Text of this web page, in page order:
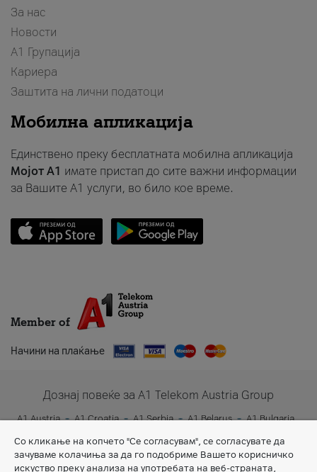
За нас
Новости
А1 Групација
Кариера
Заштита на лични податоци
Мобилна апликација
Единствено преку бесплатната мобилна апликација
Мојот A1 имате пристап до сите важни информации
за Вашите A1 услуги, во било кое време.
Member of
Начини на плаќање
Дознај повеќе за A1 Telekom Austria Group
A1 Austria A1 Croatia A1 Serbia A1 Belarus
A1 Bulgaria
Со кликање на копчето "Се согласувам", се согласувате да
зачуваме колачиња за да го подобриме Вашето корисничко
искуство преку анализа на употребата на веб-страната,